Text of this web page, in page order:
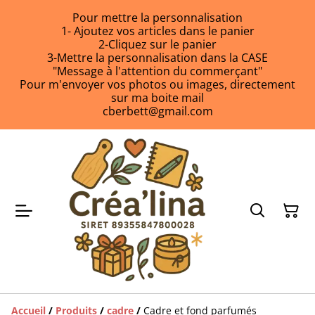
Pour mettre la personnalisation
1- Ajoutez vos articles dans le panier
2-Cliquez sur le panier
3-Mettre la personnalisation dans la CASE
"Message à l'attention du commerçant"
Pour m'envoyer vos photos ou images, directement
sur ma boite mail
cberbett@gmail.com
Accueil / Produits / cadre / Cadre et fond parfumés